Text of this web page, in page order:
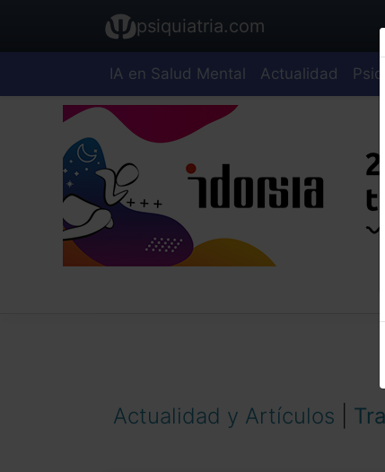
psiquiatria.com
IA en Salud Mental Actualidad
Actualidad y Artículos